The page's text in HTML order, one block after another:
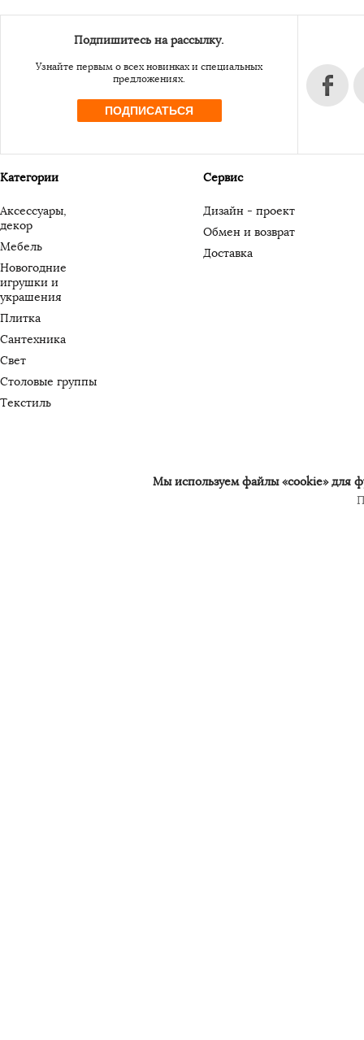
Подпишитесь на рассылку.
Узнайте первым о всех новинках и специальных
предложениях.
ПОДПИСАТЬСЯ
Категории
Аксессуары,
декор
Мебель
Новогодние
игрушки и
украшения
Плитка
Сантехника
Свет
Столовые группы
Текстиль
Сервис
Дизайн - проект
Обмен и возврат
Доставка
Мы используем файлы «cookie» для